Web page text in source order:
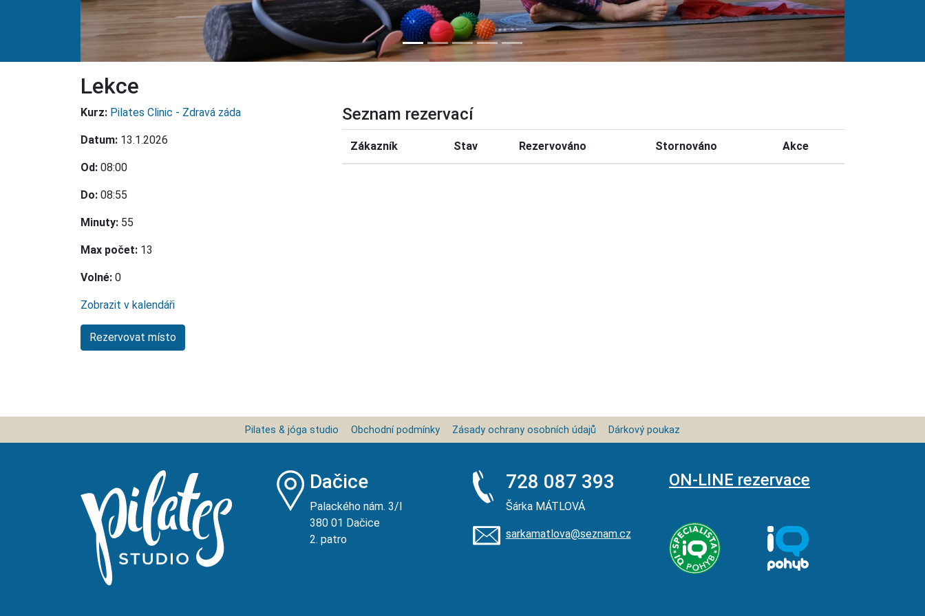
Lekce
Kurz: Pilates Clinic - Zdravá záda
Datum: 13.1.2026
Od: 08:00
Do: 08:55
Minuty: 55
Max počet: 13
Volné: 0
Zobrazit v kalendáři
Seznam rezervací
Zákazník Stav Rezervováno Stornováno Akce
Pilates & jóga studio Obchodní podmínky Zásady ochrany osobních údajů Dárkový poukaz
Dačice
Palackého nám. 3/I
380 01 Dačice
2. patro
728 087 393
Šárka MÁTLOVÁ
sarkamatlova@seznam.cz
ON-LINE rezervace